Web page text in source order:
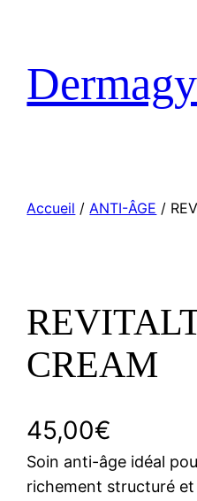
Accueil /ANTI-ÂGE /
CREAM
45,00€
Soin anti-âge idéal
richement structuré